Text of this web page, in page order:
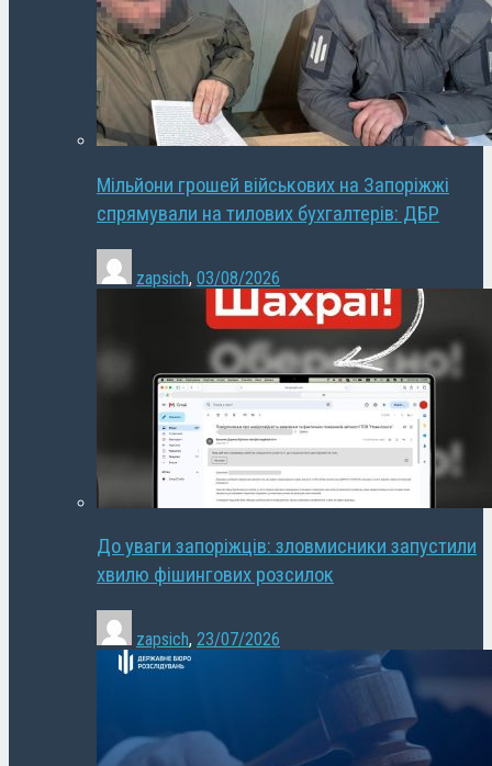
Мільйони грошей військових на Запоріжжі
спрямували на тилових бухгалтерів: ДБР
zapsich, 03/08/2026
До уваги запоріжців: зловмисники запустили
хвилю фішингових розсилок
zapsich, 23/07/2026